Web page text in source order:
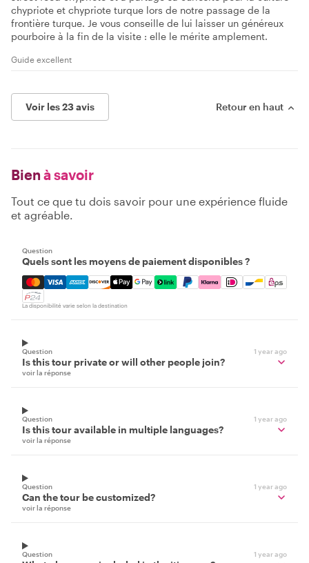
chypriote et chypriote turque lors de notre passage de la
frontière turque. Je vous conseille de lui laisser un généreux
pourboire à la fin de la visite : elle le mérite amplement.
Guide excellent
Voir les 23 avis Retour en haut
Bien à savoir
Tout ce que tu dois savoir pour une expérience fluide
et agréable.
Question
Quels sont les moyens de paiement disponibles ?
Mastercard, Visa, Amex, Discover, Apple Pay, Google
La disponibilité varie selon la destination
Question 1 year ago
Is this tour private or will other people join?
voir la réponse
Question 1 year ago
Is this tour available in multiple languages?
voir la réponse
Question 1 year ago
Can the tour be customized?
voir la réponse
Question 1 year ago